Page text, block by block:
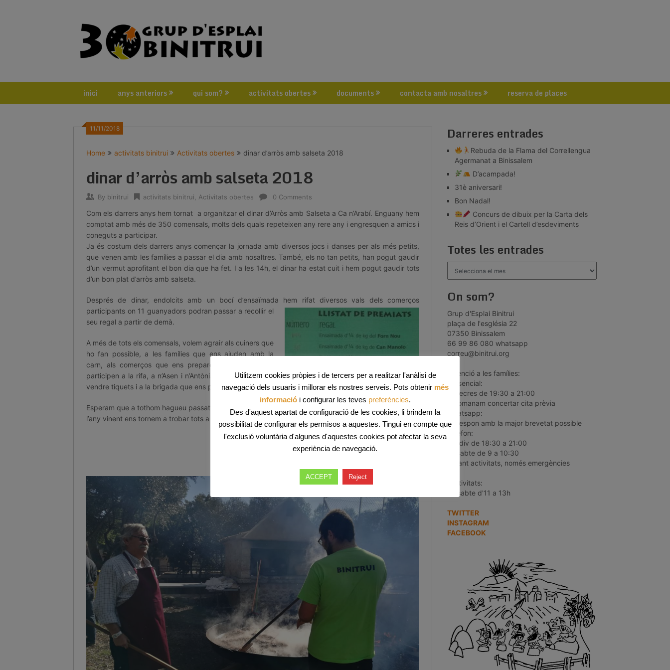
inici anys anteriors qui som? activitats obertes documents contacta amb nosaltres reserva de places
11/11/2018
Home activitats binitrui Activitats obertes dinar d’arròs amb salseta 2018
dinar d’arròs amb salseta 2018
By binitrui activitats binitrui Activitats obertes 0 Comments
Com els darrers anys hem tornat a organitzar el dinar d’Arròs amb Salseta a Ca n’Arabí. Enguany hem
comptat amb més de 350 comensals, molts dels quals repeteixen any rere any i engresquen a amics i
coneguts a participar.
Ja és costum dels darrers anys començar la jornada amb diversos jocs i danses per als més petits,
que venen amb les famílies a passar el dia amb nosaltres. També, els no tan petits, han pogut gaudir
d’un vermut aprofitant el bon dia que ha fet. I a les 14h, el dinar ha estat cuit i hem pogut gaudir tots
d’un bon plat d’arròs amb salseta.
Després de dinar, endolcits amb un bocí d’ensaïmada hem rifat diversos vals dels comerços
participants on 11 guanyadors podran passar a recollir el
seu regal a partir de demà.
A més de tots els comensals, volem agrair als cuiners que
ho fan possible, a les famílies que ens ajuden amb la
carn, als comerços que ens preparen les comandes i
participen a la rifa, a n’Asen i n’Antònia que ens ajuden a
vendre tiquets i a la brigada que ens prepara material.
Esperam que a tothom hagueu passat un bon dia i que
l’any vinent ens tornem a trobar tots a taula!
Darreres entrades
Rebuda de la Flama del Correllengua
Agermanat a Binissalem
D’acampada!
31è aniversari!
Bon Nadal!
Concurs de dibuix per la Carta dels
Reis d’Orient i el Cartell d’esdeviments
Totes les entrades
les
On som?
Grup d'Esplai Binitrui
plaça de l'església 22
07350 Binissalem
66 99 86 080 whatsapp
correu@binitrui.org
*Atenció a les famílies:
Presencial:
dimecres de 19:30 a 21:00
recomanam concertar cita prèvia
Whatsapp:
es respon amb la major brevetat possible
Telèfon:
dill-div de 18:30 a 21:00
dissabte de 9 a 10:30
durant activitats, només emergències
*Activitats:
Dissabte d'11 a 13h
TWITTER
INSTAGRAM
FACEBOOK
Utilitzem cookies pròpies i de tercers per a realitzar l'anàlisi de
navegació dels usuaris i millorar els nostres serveis. Pots obtenir més
informaciói configurar les teves preferències.
Des d'aquest apartat de configuració de les cookies, li brindem la
possibilitat de configurar els permisos a aquestes. Tingui en compte que
l'exclusió voluntària d'algunes d'aquestes cookies pot afectar la seva
experiència de navegació.
ACCEPT Reject